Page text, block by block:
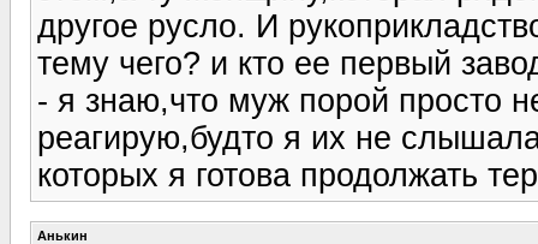
другое русло. И
тему чего? и кто ее первый
- я знаю,что муж порой просто
реагирую,будто я их не
которых я готова продолжать
Анькин